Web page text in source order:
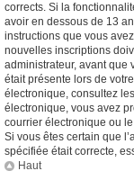
corrects. Si la
avoir en dessous de 13
instructions que vous
nouvelles inscriptions
administrateur, avant que
était présente lors de
électronique, consultez
électronique, vous avez
courrier électronique ou
Si vous êtes certain que
spécifiée était correcte,
Haut